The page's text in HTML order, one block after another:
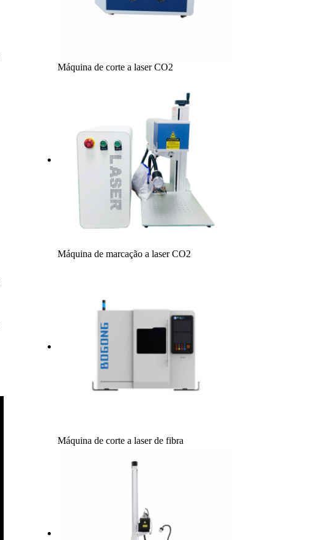
Máquina de corte a laser CO2
Máquina de marcação a laser CO2
Máquina de corte a laser de fibra